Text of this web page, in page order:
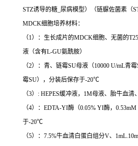
STZ诱导的糖_尿病模型）（链脲佐菌素（
MDCK细胞培养材料：
（1）：生长成片的MDCK细胞、无菌的
液（含有L-GU氨酰胺）
（2）：青、链霉SU母液（10000 U/mL青
霉SU），分装后保存于-20℃
（3）: HEPES缓冲液，1M母液、胎牛血清、
（4）：EDTA-YI酶（0.05% YI酶，
于-20℃
（5）：7.5%牛血清白蛋白组分V、